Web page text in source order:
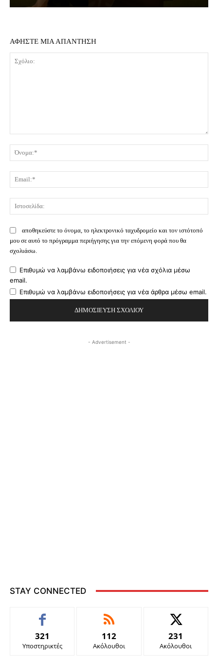
ΑΦΗΣΤΕ ΜΙΑ ΑΠΑΝΤΗΣΗ
αποθηκεύστε το όνομα, το ηλεκτρονικό ταχυδρομείο και τον ιστότοπό
μου σε αυτό το πρόγραμμα περιήγησης για την επόμενη φορά που θα
σχολιάσω.
Επιθυμώ να λαμβάνω ειδοποιήσεις για νέα σχόλια μέσω
email.
Επιθυμώ να λαμβάνω ειδοποιήσεις για νέα άρθρα μέσω email.
- Advertisement -
STAY CONNECTED
321
Υποστηρικτές
112
Ακόλουθοι
231
Ακόλουθοι